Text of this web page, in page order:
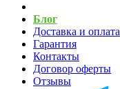
Блог
Доставка и оплата
Гарантия
Контакты
Договор оферты
Отзывы